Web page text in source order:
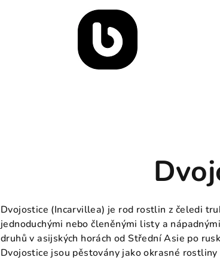
Dvojostice (Incarvillea) je rod rostlin z čeledi
jednoduchými nebo členěnými listy a
druhů v asijských horách od Střední Asie po
Dvojostice jsou pěstovány jako okrasné